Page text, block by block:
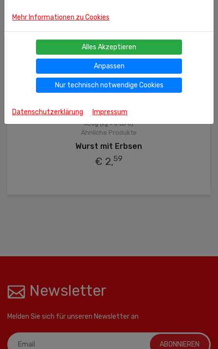
300g (kg = 8.63 €)
Ähnliche Produkte
Wurst mit Erbsen
€ 2,59
Newsletter
Melden Sie sich für unseren Newsletter an
ABONNIEREN
Mehr Informationen zu Cookies
Alles Akzeptieren
Anpassen
Nur technisch notwendige Cookies
Datenschutzerklärung Impressum